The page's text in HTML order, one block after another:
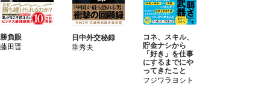
勝負眼
藤田晋
日中外交秘録
垂秀夫
コネ、スキル、
貯金ナシから
「好き」を仕事
にするまでにや
ってきたこと
フジワラヨシト